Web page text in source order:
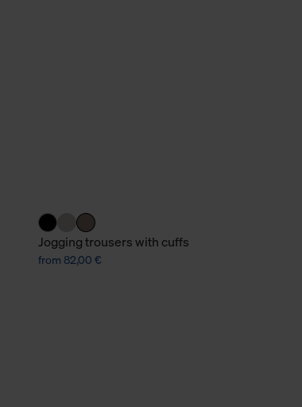
Jogging trousers with cuffs
from 82,00 €